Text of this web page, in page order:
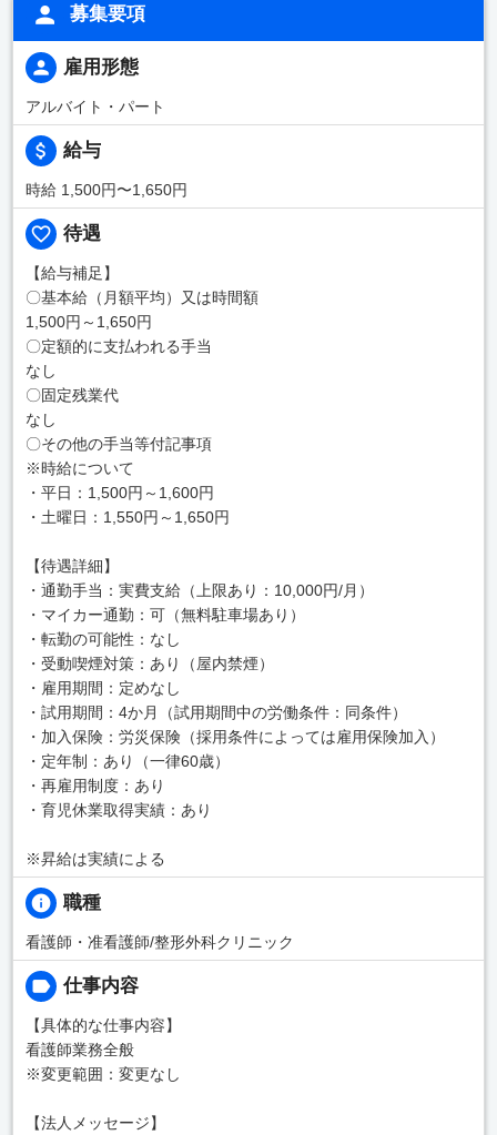
募集要項
雇用形態
アルバイト・パート
給与
時給 1,500円〜1,650円
待遇
【給与補足】
〇基本給（月額平均）又は時間額
1,500円～1,650円
〇定額的に支払われる手当
なし
〇固定残業代
なし
〇その他の手当等付記事項
※時給について
・平日：1,500円～1,600円
・土曜日：1,550円～1,650円
【待遇詳細】
・通勤手当：実費支給（上限あり：10,000円/月）
・マイカー通勤：可（無料駐車場あり）
・転勤の可能性：なし
・受動喫煙対策：あり（屋内禁煙）
・雇用期間：定めなし
・試用期間：4か月（試用期間中の労働条件：同条件）
・加入保険：労災保険（採用条件によっては雇用保険加入）
・定年制：あり（一律60歳）
・再雇用制度：あり
・育児休業取得実績：あり
※昇給は実績による
職種
看護師・准看護師/整形外科クリニック
仕事内容
【具体的な仕事内容】
看護師業務全般
※変更範囲：変更なし
【法人メッセージ】